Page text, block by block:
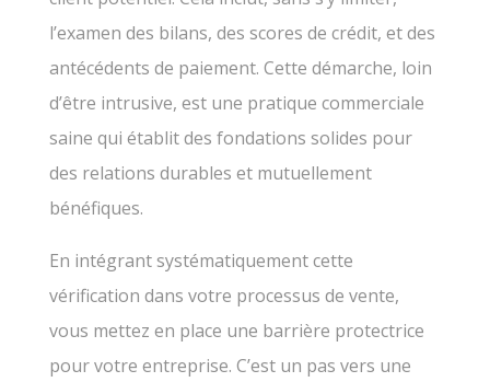
l’examen des bilans, des scores de crédit, et des
antécédents de paiement. Cette démarche, loin
d’être intrusive, est une pratique commerciale
saine qui établit des fondations solides pour
des relations durables et mutuellement
bénéfiques.
En intégrant systématiquement cette
vérification dans votre processus de vente,
vous mettez en place une barrière protectrice
pour votre entreprise. C’est un pas vers une